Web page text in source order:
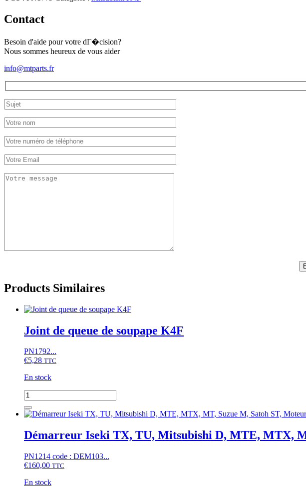
de
K4F
Contact
Besoin d'aide pour votre dГ�cision?
Nous sommes heureux de vous aider
info@mtparts.fr
Products Similaires
Joint de queue de soupape K4F
PN1792...
€5,28 TTC
En stock
quantité
de
Joint
queue
de
K4F
Démarreur Iseki TX, TU, Mitsubishi D, MTE, MTX,
PN1214 code : DEM103...
€160,00 TTC
En stock